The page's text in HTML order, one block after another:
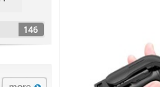
146